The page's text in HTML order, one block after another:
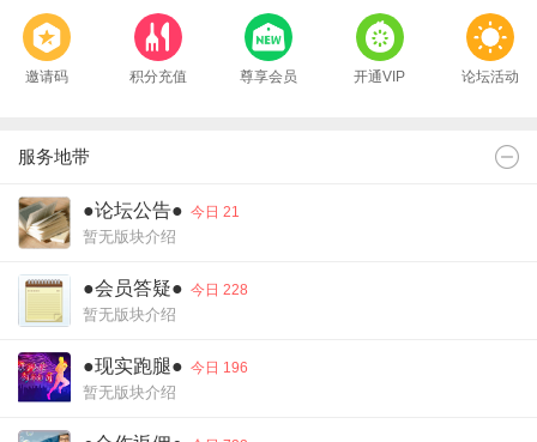
邀请码 积分充值 尊享会员 开通VIP 论坛活动
服务地带
●论坛公告● 今日 21
暂无版块介绍
●会员答疑● 今日 228
暂无版块介绍
●现实跑腿● 今日 196
暂无版块介绍